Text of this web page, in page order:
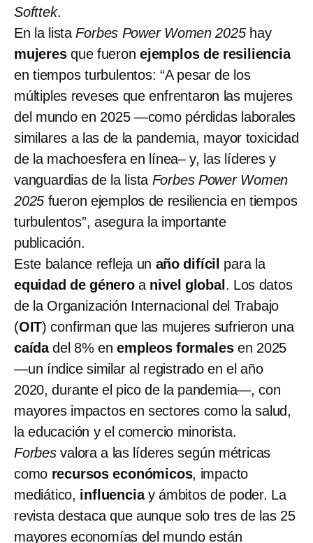
Softtek.
En la listaForbes Power Women 2025hay
mujeresque fueronejemplos de resiliencia
en tiempos turbulentos: “A pesar de los
múltiples reveses que enfrentaron las mujeres
del mundo en 2025 —como pérdidas laborales
similares a las de la pandemia, mayor toxicidad
de la machoesfera en línea– y, las líderes y
vanguardias de la lista Forbes Power Women
2025 fueron ejemplos de resiliencia en tiempos
turbulentos”, asegura la importante
publicación.
Este balance refleja un año difícil para la
equidad de géneroa nivel global . Los datos
de la Organización Internacional del Trabajo
(OIT) confirman que las mujeres sufrieron una
caídadel 8% enempleos formalesen 2025
—un índice similar al registrado en el año
2020, durante el pico de la pandemia—, con
mayores impactos en sectores como la salud,
la educación y el comercio minorista.
Forbesvalora a las líderes según métricas
como recursos económicos, impacto
mediático, influenciay ámbitos de poder. La
revista destaca que aunque solo tres de las 25
mayores economías del mundo están